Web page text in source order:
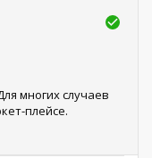
многих случаев
плейсе.